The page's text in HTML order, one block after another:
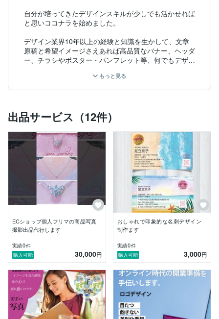
自分が培ってきたデザインスキルが少しでも活かせれば
と思いココナラを始めました。
デザイン業界10年以上の経験と知識を生かして、文章
原稿と希望イメージさえあれば高品質なバナー、ヘッダ
ー、チラシやポスター・パンフレット等、何でもデザイ
「こんなものは作成可能か？」などのご相談も受け付け
ちなみにECサイトのデザイン担当５年暦です。
ポートフォリオ少しずつ更新中です。
___________________________________________
もっと見る
出品サービス（12件）
ECショップ個人フリマの商品写真
撮影出品代行します
実績0件
購入可能
30,000円
おしゃれで印象的な名刺デザイン
制作ます
実績0件
購入可能
3,000円